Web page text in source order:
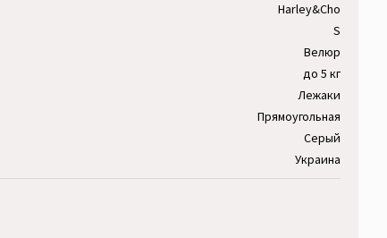
Harley&Cho
S
Велюр
до 5 кг
Лежаки
Прямоугольная
Серый
Украина